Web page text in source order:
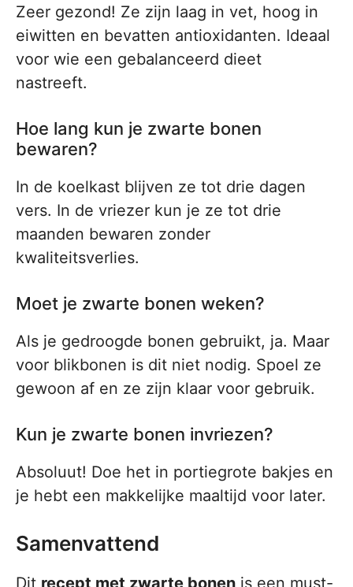
Zeer gezond! Ze zijn laag in vet, hoog in
eiwitten en bevatten antioxidanten. Ideaal
voor wie een gebalanceerd dieet
nastreeft.
Hoe lang kun je zwarte bonen
bewaren?
In de koelkast blijven ze tot drie dagen
vers. In de vriezer kun je ze tot drie
maanden bewaren zonder
kwaliteitsverlies.
Moet je zwarte bonen weken?
Als je gedroogde bonen gebruikt, ja. Maar
voor blikbonen is dit niet nodig. Spoel ze
gewoon af en ze zijn klaar voor gebruik.
Kun je zwarte bonen invriezen?
Absoluut! Doe het in portiegrote bakjes en
je hebt een makkelijke maaltijd voor later.
Samenvattend
Dit recept met zwarte bonen is een must-